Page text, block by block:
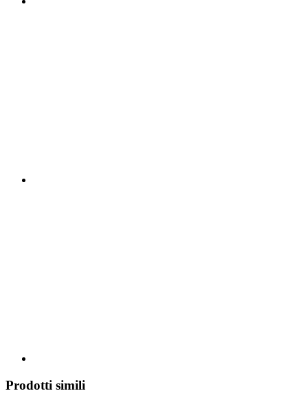
Prodotti simili